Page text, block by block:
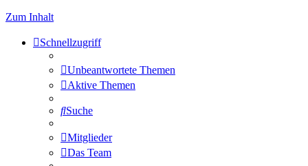
Zum Inhalt
Schnellzugriff
Unbeantwortete Themen
Aktive Themen
Suche
Mitglieder
Das Team